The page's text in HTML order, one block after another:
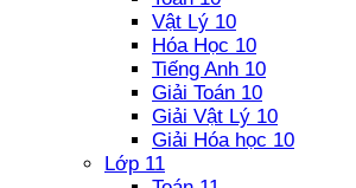
Vật Lý 10
Hóa Học 10
Tiếng Anh 10
Giải Toán 10
Giải Vật Lý 10
Giải Hóa học 10
Lớp 11